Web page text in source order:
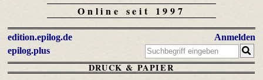
Online seit 1997
edition.epilog.de
epilog.plus
Anmelden
DRUCK & PAPIER